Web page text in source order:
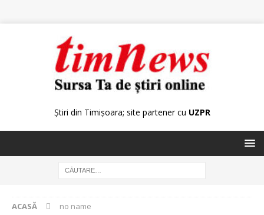
Știri din Timișoara; site partener cu UZPR
ACASĂ no name